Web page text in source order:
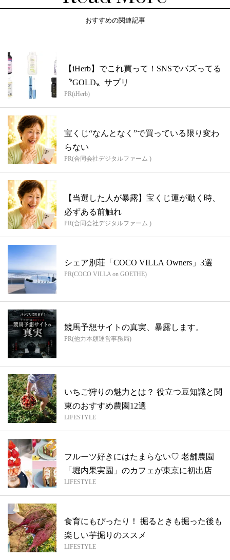
おすすめの関連記事
【iHerb】でこれ買って！SNSでバズってる
〝GOLD〟サプリ
PR(iHerb)
宝くじ“なんとなく”で買っている限り変わ
らない
PR(合同会社デジタルファーム )
【当選した人が暴露】宝くじ運が動く時、
必ずある前触れ
PR(合同会社デジタルファーム )
シェア別荘「COCO VILLA Owners」3選
PR(COCO VILLA on GOETHE)
競馬予想サイトの真実、暴露します。
PR(他力本願運営事務局)
いちご狩りの魅力とは？ 役立つ豆知識と関
東のおすすめ農園12選
LIFESTYLE
フルーツ好きにはたまらない♡ 老舗農園
「堀内果実園」のカフェが東京に初出店
LIFESTYLE
食育にもぴったり！ 掘るときも掘った後も
楽しい芋掘りのススメ
LIFESTYLE